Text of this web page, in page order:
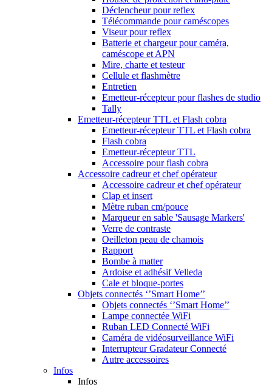
Déclencheur pour reflex
Télécommande pour caméscopes
Viseur pour reflex
Batterie et chargeur pour caméra,
caméscope et APN
Mire, charte et testeur
Cellule et flashmètre
Entretien
Emetteur-récepteur pour flashes de studio
Tally
Emetteur-récepteur TTL et Flash cobra
Emetteur-récepteur TTL et Flash cobra
Flash cobra
Emetteur-récepteur TTL
Accessoire pour flash cobra
Accessoire cadreur et chef opérateur
Accessoire cadreur et chef opérateur
Clap et insert
Mètre ruban cm/pouce
Marqueur en sable 'Sausage Markers'
Verre de contraste
Oeilleton peau de chamois
Rapport
Bombe à matter
Ardoise et adhésif Velleda
Cale et bloque-portes
Objets connectés ‘’Smart Home’’
Objets connectés ‘’Smart Home’’
Lampe connectée WiFi
Ruban LED Connecté WiFi
Caméra de vidéosurveillance WiFi
Interrupteur Gradateur Connecté
Autre accessoires
Infos
Infos